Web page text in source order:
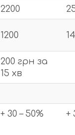
2200
1200
200 грн за
15 хв
+ 30 – 50%
+